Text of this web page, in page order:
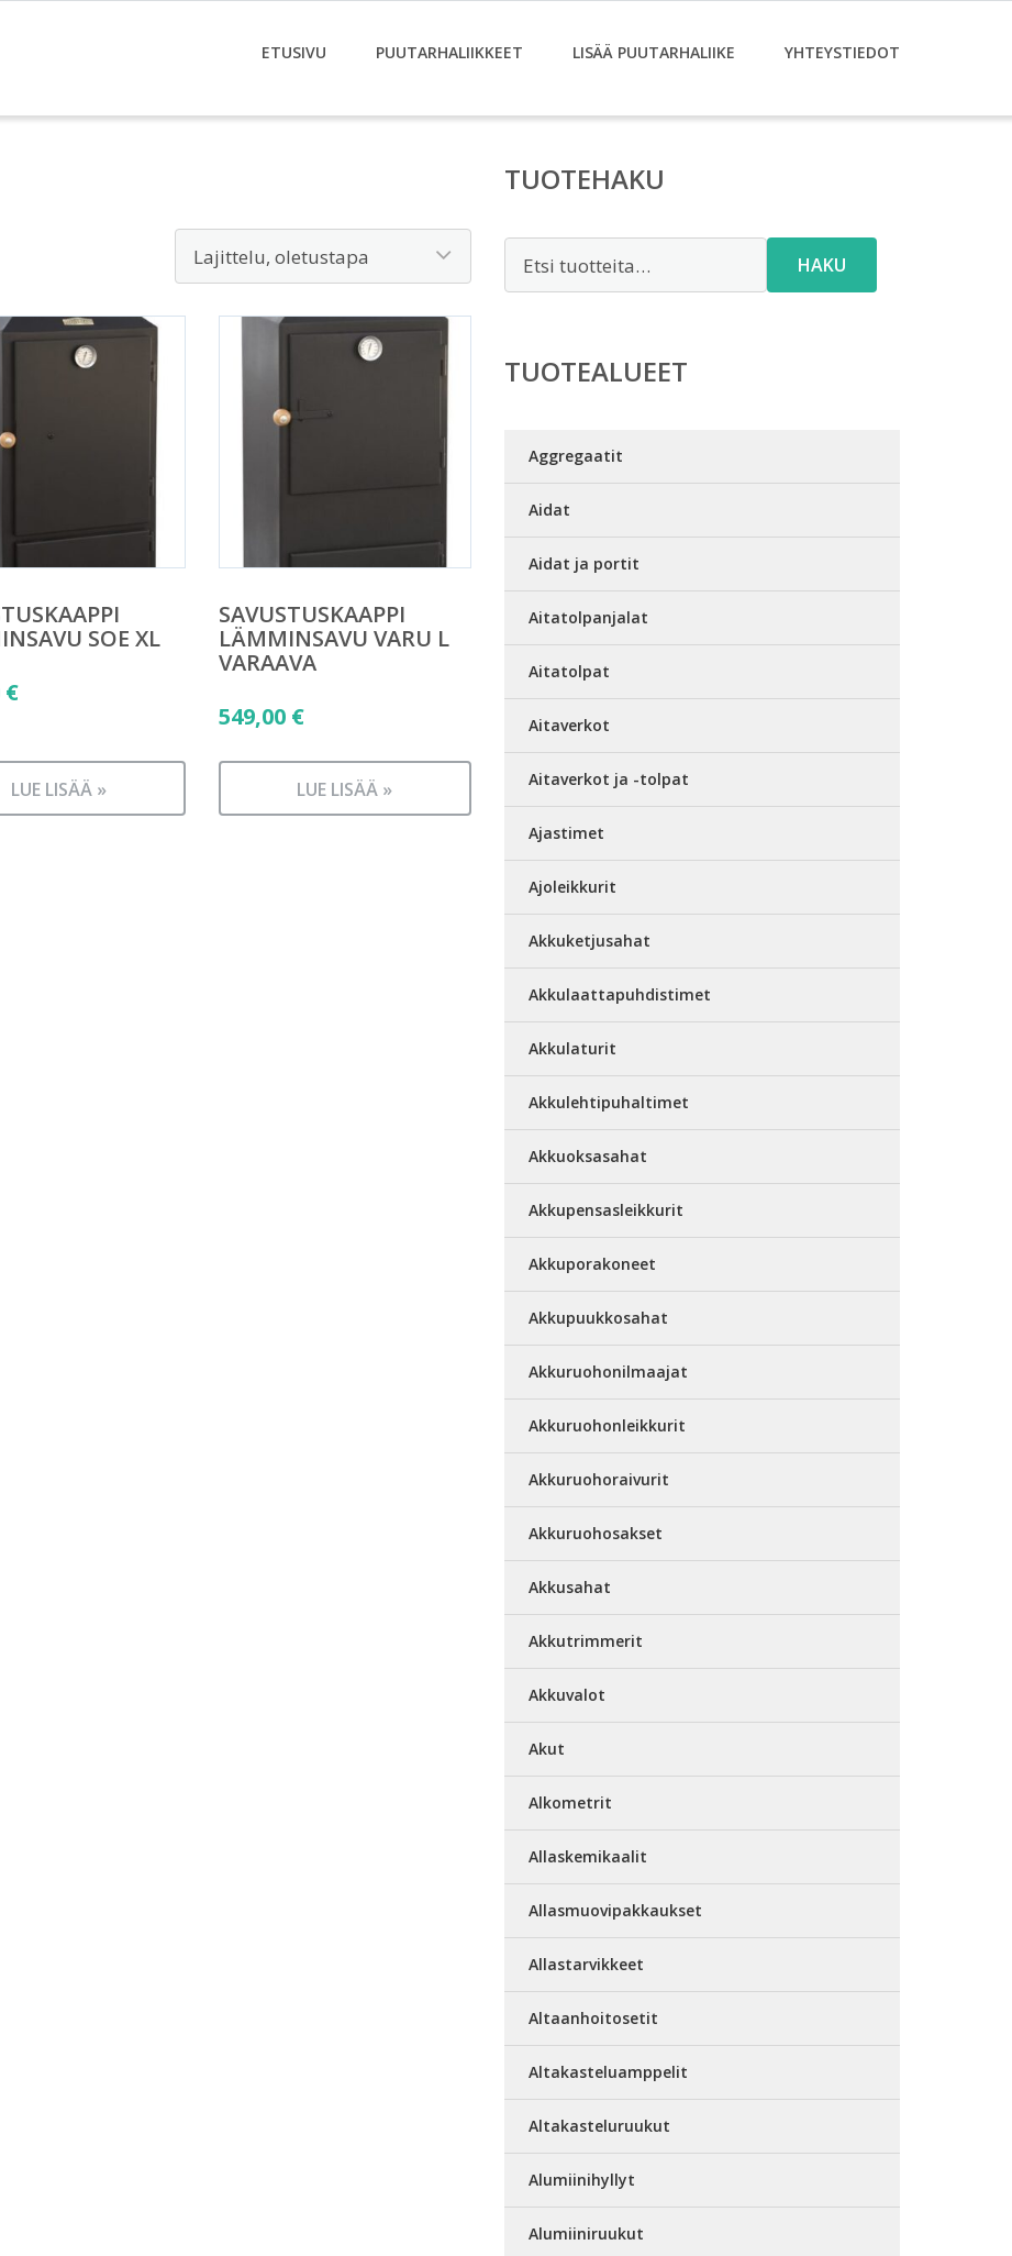
ETUSIVU PUUTARHALIIKKEET LISÄÄ PUUTARHALIIKE YHTEYSTIEDOT
SOE XL
€
LUE LISÄÄ »
SAVUSTUSKAAPPI
LÄMMINSAVU VARU L
VARAAVA
549,00 €
LUE LISÄÄ »
TUOTEHAKU
HAKU
TUOTEALUEET
Aggregaatit
Aidat
Aidat ja portit
Aitatolpanjalat
Aitatolpat
Aitaverkot
Aitaverkot ja -tolpat
Ajastimet
Ajoleikkurit
Akkuketjusahat
Akkulaattapuhdistimet
Akkulaturit
Akkulehtipuhaltimet
Akkuoksasahat
Akkupensasleikkurit
Akkuporakoneet
Akkupuukkosahat
Akkuruohonilmaajat
Akkuruohonleikkurit
Akkuruohoraivurit
Akkuruohosakset
Akkusahat
Akkutrimmerit
Akkuvalot
Akut
Alkometrit
Allaskemikaalit
Allasmuovipakkaukset
Allastarvikkeet
Altaanhoitosetit
Altakasteluamppelit
Altakasteluruukut
Alumiinihyllyt
Alumiiniruukut